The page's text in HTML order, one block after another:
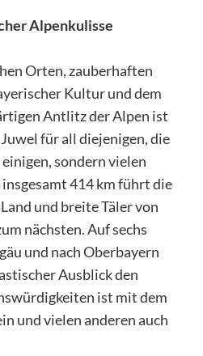
Alpenkulisse
Orten, zauberhaften
Kultur und dem
Antlitz der Alpen ist
für all diejenigen, die
sondern vielen
414 km führt die
und breite Täler von
nächsten. Auf sechs
und nach Oberbayern
Ausblick den
ist mit dem
und vielen anderen auch